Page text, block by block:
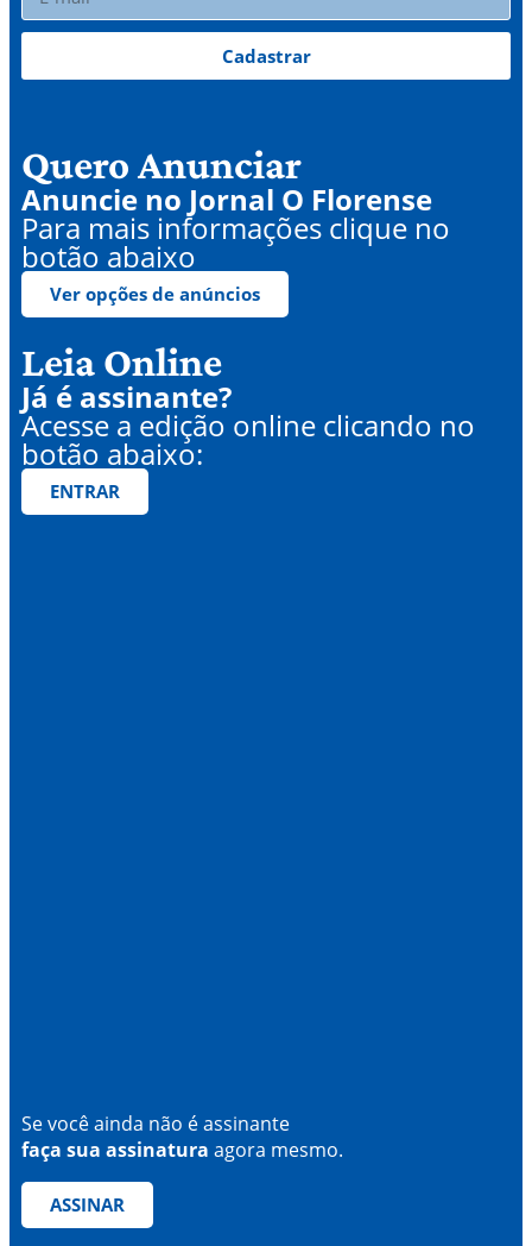
Cadastrar
Quero Anunciar
Anuncie no Jornal O Florense
Para mais informações clique no
botão abaixo
Ver opções de anúncios
Leia Online
Já é assinante?
Acesse a edição online clicando no
botão abaixo:
ENTRAR
Se você ainda não é assinante
faça sua assinatura agora mesmo.
ASSINAR